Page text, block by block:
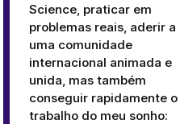
Science, praticar em
problemas reais, aderir a
uma comunidade
internacional animada e
unida, mas também
conseguir rapidamente o
trabalho do meu sonho: